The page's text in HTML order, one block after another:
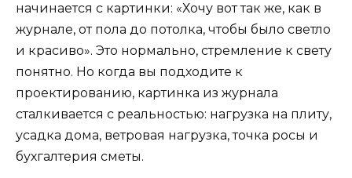
начинается с картинки: «Хочу вот так же, как в
журнале, от пола до потолка, чтобы было светло
и красиво». Это нормально, стремление к свету
понятно. Но когда вы подходите к
проектированию, картинка из журнала
сталкивается с реальностью: нагрузка на плиту,
усадка дома, ветровая нагрузка, точка росы и
бухгалтерия сметы.